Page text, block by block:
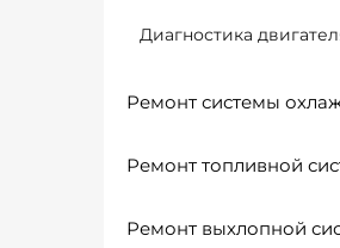
Диагностика
Ремонт системы
Ремонт топливной
Ремонт выхлопной